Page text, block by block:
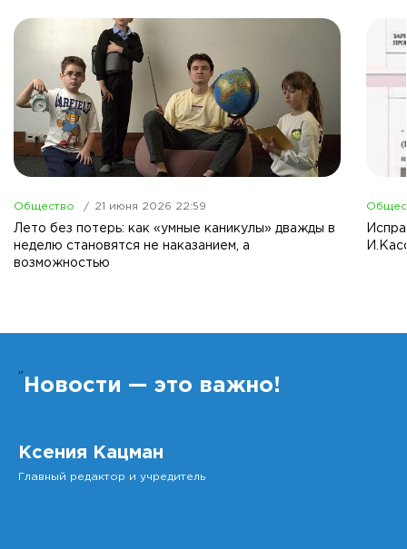
Общество 21 июня 2026 22:59
Лето без потерь: как «умные каникулы» дважды в
неделю становятся не наказанием, а
возможностью
” Новости — это важно!
Ксения Кацман
Главный редактор и учредитель